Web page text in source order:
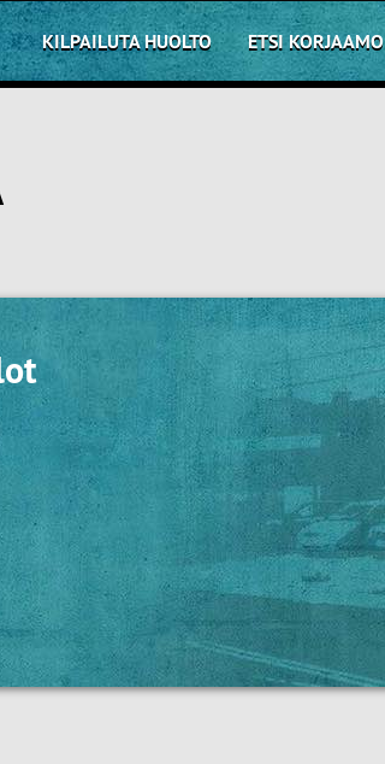
KILPAILUTA HUOLTO ETSI KORJAAMO